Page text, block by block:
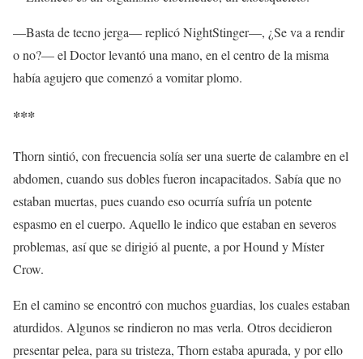
—Basta de tecno jerga— replicó NightStinger—, ¿Se va a rendir
o no?— el Doctor levantó una mano, en el centro de la misma
había agujero que comenzó a vomitar plomo.
***
Thorn sintió, con frecuencia solía ser una suerte de calambre en el
abdomen, cuando sus dobles fueron incapacitados. Sabía que no
estaban muertas, pues cuando eso ocurría sufría un potente
espasmo en el cuerpo. Aquello le indico que estaban en severos
problemas, así que se dirigió al puente, a por Hound y Míster
Crow.
En el camino se encontró con muchos guardias, los cuales estaban
aturdidos. Algunos se rindieron no mas verla. Otros decidieron
presentar pelea, para su tristeza, Thorn estaba apurada, y por ello